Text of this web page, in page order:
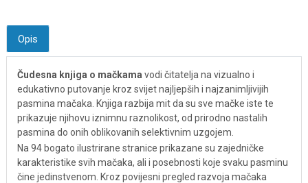
Opis
Čudesna knjiga o mačkama vodi čitatelja na vizualno i
edukativno putovanje kroz svijet najljepših i najzanimljivijih
pasmina mačaka. Knjiga razbija mit da su sve mačke iste te
prikazuje njihovu iznimnu raznolikost, od prirodno nastalih
pasmina do onih oblikovanih selektivnim uzgojem.
Na 94 bogato ilustrirane stranice prikazane su zajedničke
karakteristike svih mačaka, ali i posebnosti koje svaku pasminu
čine jedinstvenom. Kroz povijesni pregled razvoja mačaka